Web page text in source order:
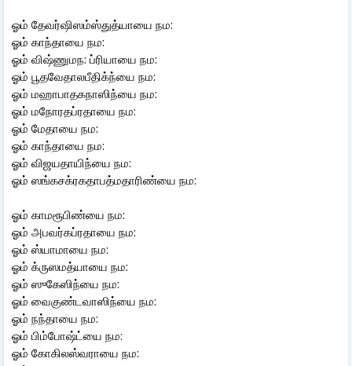
ஓம் தேவர்ஷிஸம்ஸ்துத்யாயை நம:
ஓம் காந்தாயை நம:
ஓம் விஷ்ணுமந: ப்ரியாயை நம:
ஓம் பூதவேதாலபீதிக்ந்யை நம:
ஓம் மஹாபாதகநாஸிந்யை நம:
ஓம் மநோரதப்ரதாயை நம:
ஓம் மேதாயை நம:
ஓம் காந்தாயை நம:
ஓம் விஜயதாயிந்யை நம:
ஓம் ஸங்கசக்ரகதாபத்மதாரிண்யை நம:
ஓம் காமரூபிண்யை நம:
ஓம் அபவர்கப்ரதாயை நம:
ஓம் ஸ்யாமாயை நம:
ஓம் க்ருஸமத்யாயை நம:
ஓம் ஸுகேஸிந்யை நம:
ஓம் வைகுண்டவாஸிந்யை நம:
ஓம் நந்தாயை நம:
ஓம் பிம்போஷ்ட்யை நம:
ஓம் கோகிலஸ்வராயை நம: